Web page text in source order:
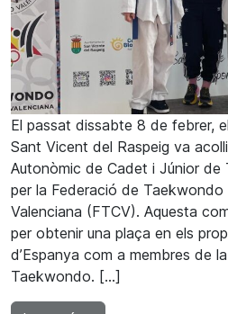
El passat dissabte 8 de febrer,
Sant Vicent del Raspeig va
Autonòmic de Cadet i Júnior
per la Federació de Taekwondo
Valenciana (FTCV). Aquesta
per obtenir una plaça en els
d’Espanya com a membres de
Taekwondo. […]